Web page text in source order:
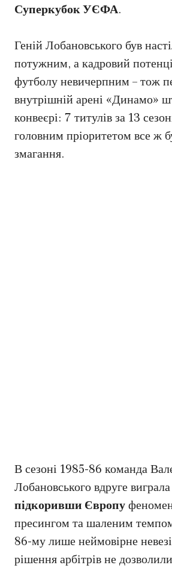
Суперкубок УЄФА.
Геній Лобановського був
потужним, а кадровий
футболу невичерпним – тож
внутрішній арені «Динамо»
конвеєрі: 7 титулів за 13
головним пріоритетом все ж
змагання.
В сезоні 1985-86 команда
Лобановського вдруге
підкоривши Європу
пресингом та шаленим
86-му лише неймовірне
рішення арбітрів не